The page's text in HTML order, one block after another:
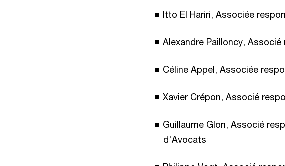
Itto El Hariri, Associée
Alexandre Pailloncy,
Céline Appel, Associée
Xavier Crépon, Associé
Guillaume Glon, Associé
d'Avocats